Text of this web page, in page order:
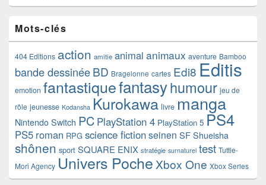
Mots-clés
404 Editions action amitie animal animaux aventure Bamboo
bande dessinéeBD Bragelonne cartes Edi8 Editis
emotion fantastiquefantasyhumour jeu de
rôle jeunesse Kodansha Kurokawa livre manga
Nintendo Switch PC PlayStation 4 PlayStation 5 PS4
PS5 roman RPG science fictionseinen SF Shueisha
shônen sport SQUARE ENIX stratégie surnaturel test Tuttle-
Mori Agency Univers Poche Xbox One Xbox Series